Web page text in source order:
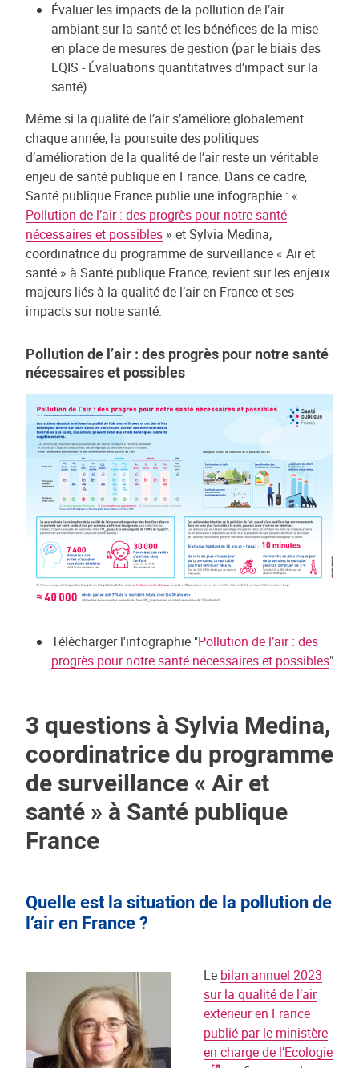
Évaluer les impacts de la pollution de l’air
ambiant sur la santé et les bénéfices de la mise
en place de mesures de gestion (par le biais des
EQIS - Évaluations quantitatives d’impact sur la
santé).
Même si la qualité de l’air s’améliore globalement
chaque année, la poursuite des politiques
d’amélioration de la qualité de l’air reste un véritable
enjeu de santé publique en France. Dans ce cadre,
Santé publique France publie une infographie : «
Pollution de l’air : des progrès pour notre santé
nécessaires et possibles » et Sylvia Medina,
coordinatrice du programme de surveillance « Air et
santé » à Santé publique France, revient sur les enjeux
majeurs liés à la qualité de l’air en France et ses
impacts sur notre santé.
Pollution de l’air : des progrès pour notre santé
nécessaires et possibles
Télécharger l'infographie "Pollution de l’air : des
progrès pour notre santé nécessaires et possibles"
3 questions à Sylvia Medina,
coordinatrice du programme
de surveillance « Air et
santé » à Santé publique
France
Quelle est la situation de la pollution de
l’air en France ?
Le bilan annuel 2023
sur la qualité de l’air
extérieur en France
publié par le ministère
en charge de l’Ecologie